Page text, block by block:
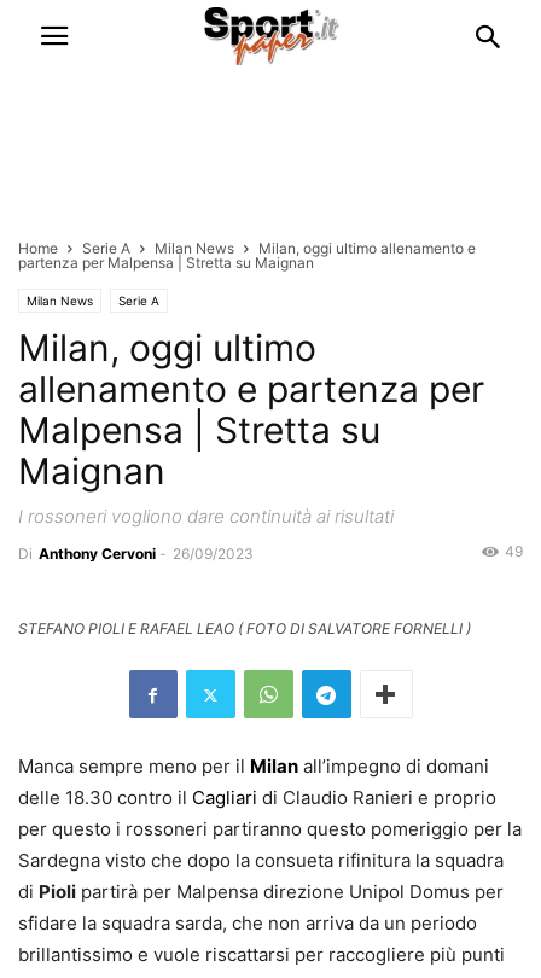
Home Serie A Milan News
Milan, oggi ultimo allenamento e
partenza per Malpensa | Stretta su Maignan
Milan News Serie A
Milan, oggi ultimo
allenamento e partenza per
Malpensa | Stretta su
Maignan
I rossoneri vogliono dare continuità ai risultati
Di Anthony Cervoni - 26/09/2023 49
STEFANO PIOLI E RAFAEL LEAO ( FOTO DI SALVATORE FORNELLI )
Manca sempre meno per il Milan all’impegno di domani
delle 18.30 contro il Cagliari di Claudio Ranieri e proprio
per questo i rossoneri partiranno questo pomeriggio per la
Sardegna visto che dopo la consueta rifinitura la squadra
di Pioli partirà per Malpensa direzione Unipol Domus per
sfidare la squadra sarda, che non arriva da un periodo
brillantissimo e vuole riscattarsi per raccogliere più punti